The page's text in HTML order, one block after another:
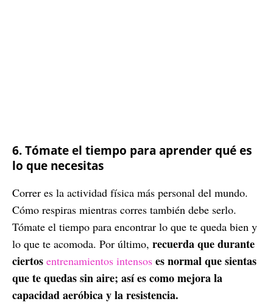
6. Tómate el tiempo para aprender qué es
lo que necesitas
Correr es la actividad física más personal del mundo.
Cómo respiras mientras corres también debe serlo.
Tómate el tiempo para encontrar lo que te queda bien y
lo que te acomoda. Por último, recuerda que durante
ciertos entrenamientos intensos es normal que sientas
que te quedas sin aire; así es como mejora la
capacidad aeróbica y la resistencia.